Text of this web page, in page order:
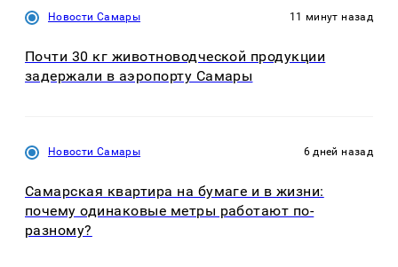
Новости Самары 11 минут назад
Почти 30 кг животноводческой продукции
задержали в аэропорту Самары
Новости Самары 6 дней назад
Самарская квартира на бумаге и в жизни:
почему одинаковые метры работают по-
разному?